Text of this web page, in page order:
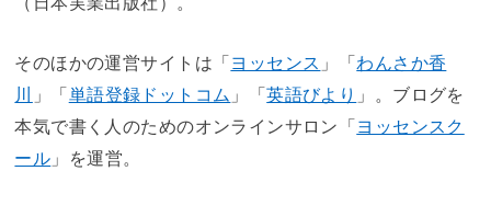
そのほかの運営サイトは「ヨッセンス 」「わんさか香
川
」「単語登録ドットコム 」「英語びより 」。ブログを
本気で書く人のためのオンラインサロン「ヨッセンスク
ール 」を運営。